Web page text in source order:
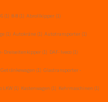
(1) 8-8 (1) Abrollkipper (1)
(1) Autokräne (1) Autotransporter (1)
Dreiseitenkipper (1) DAF- Iveco (1)
Getränkewagen (1) Glastransporter -
LKW (1) Kastenwagen (1) Kehrmaschinen (1)